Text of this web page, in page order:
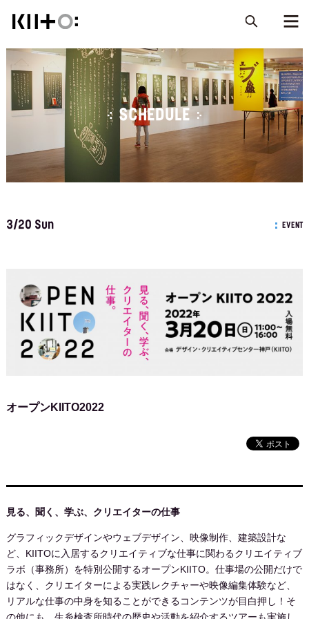
SCHEDULE
3/20 Sun EVENT
オープンKIITO2022
見る、聞く、学ぶ、クリエイターの仕事
グラフィックデザインやウェブデザイン、映像制作、建築設計な
ど、 KIITOに入居するクリエイティブな仕事に関わるクリエイティブ
ラボ（事務所）を特別公開するオープンKIITO。仕事場の公開だけで
はなく、クリエイターによる実践レクチャーや映像編集体験など、
リアルな仕事の中身を知ることができるコンテンツが目白押し！そ
の他にも、生糸検査所時代の歴史や活動を紹介するツアーも実施し